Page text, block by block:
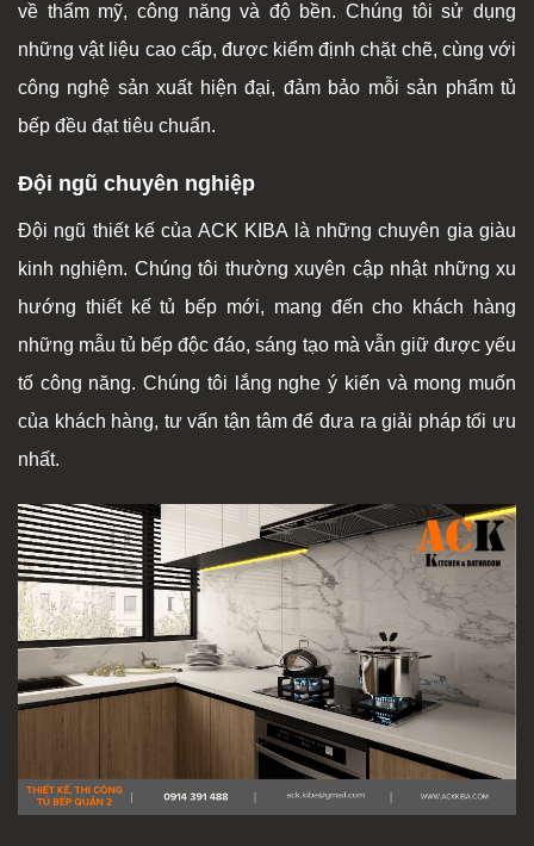
về thẩm mỹ, công năng và độ bền. Chúng tôi sử dụng
những vật liệu cao cấp, được kiểm định chặt chẽ, cùng với
công nghệ sản xuất hiện đại, đảm bảo mỗi sản phẩm tủ
bếp đều đạt tiêu chuẩn.
Đội ngũ chuyên nghiệp
Đội ngũ thiết kế của ACK KIBA là những chuyên gia giàu
kinh nghiệm. Chúng tôi thường xuyên cập nhật những xu
hướng thiết kế tủ bếp mới, mang đến cho khách hàng
những mẫu tủ bếp độc đáo, sáng tạo mà vẫn giữ được yếu
tố công năng. Chúng tôi lắng nghe ý kiến và mong muốn
của khách hàng, tư vấn tận tâm để đưa ra giải pháp tối ưu
nhất.